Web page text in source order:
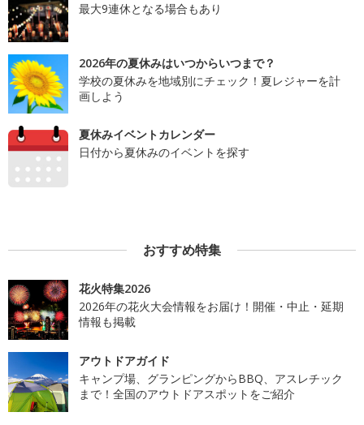
最大9連休となる場合もあり
2026年の夏休みはいつからいつまで？
学校の夏休みを地域別にチェック！夏レジャーを計
画しよう
夏休みイベントカレンダー
日付から夏休みのイベントを探す
おすすめ特集
花火特集2026
2026年の花火大会情報をお届け！開催・中止・延期
情報も掲載
アウトドアガイド
キャンプ場、グランピングからBBQ、アスレチック
まで！全国のアウトドアスポットをご紹介